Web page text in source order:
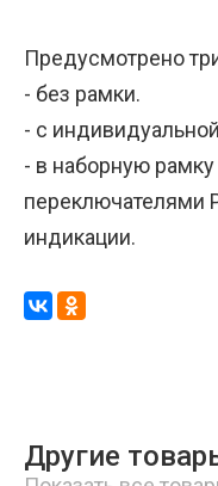
Предусмотрено
- без рамки.
- с
- в наборную
переключателями
индикации.
Другие